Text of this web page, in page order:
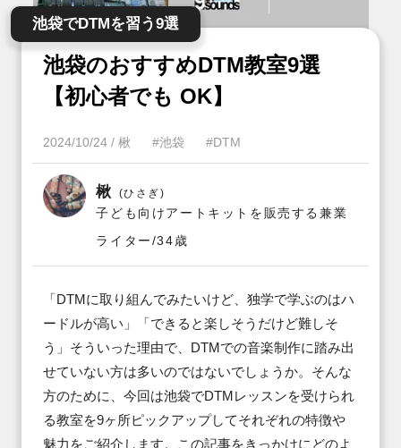
池袋のおすすめDTM教室9選
【初心者でも OK】
池袋でDTMを習う9選
2024/10/24/ 楸 #池袋 #DTM
楸 (ひさぎ)
子ども向けアートキットを販売する兼業
ライター/34歳
「DTMに取り組んでみたいけど、独学で学ぶのはハ
ードルが高い」「できると楽しそうだけど難しそ
う」そういった理由で、DTMでの音楽制作に踏み出
せていない方は多いのではないでしょうか。そんな
方のために、今回は池袋でDTMレッスンを受けられ
る教室を9ヶ所ピックアップしてそれぞれの特徴や
魅力をご紹介します。この記事をきっかけにどのよ